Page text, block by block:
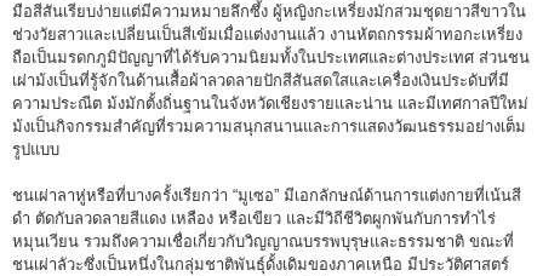
มือสีสันเรียบง่ายแต่มีความหมายลึกซึ้ง ผู้หญิงกะเหรี่ยงมักสวมชุดยาวสีขาวใน
ช่วงวัยสาวและเปลี่ยนเป็นสีเข้มเมื่อแต่งงานแล้ว งานหัตถกรรมผ้าทอกะเหรี่ยง
ถือเป็นมรดกภูมิปัญญาที่ได้รับความนิยมทั้งในประเทศและต่างประเทศ ส่วนชน
เผ่าม้งเป็นที่รู้จักในด้านเสื้อผ้าลวดลายปักสีสันสดใสและเครื่องเงินประดับที่มี
ความประณีต ม้งมักตั้งถิ่นฐานในจังหวัดเชียงรายและน่าน และมีเทศกาลปีใหม่
ม้งเป็นกิจกรรมสำคัญที่รวมความสนุกสนานและการแสดงวัฒนธรรมอย่างเต็ม
รูปแบบ
ชนเผ่าลาหู่หรือที่บางครั้งเรียกว่า “มูเซอ” มีเอกลักษณ์ด้านการแต่งกายที่เน้นสี
ดำ ตัดกับลวดลายสีแดง เหลือง หรือเขียว และมีวิถีชีวิตผูกพันกับการทำไร่
หมุนเวียน รวมถึงความเชื่อเกี่ยวกับวิญญาณบรรพบุรุษและธรรมชาติ ขณะที่
ชนเผ่าลัวะซึ่งเป็นหนึ่งในกลุ่มชาติพันธุ์ดั้งเดิมของภาคเหนือ มีประวัติศาสตร์